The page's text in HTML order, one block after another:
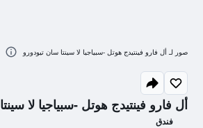
أل فارو فينتيدج هوتل -سبياجيا لا
فندق
صور لـ أل فارو فينتيدج هوتل -سبياجيا لا سينتا سان تيودورو